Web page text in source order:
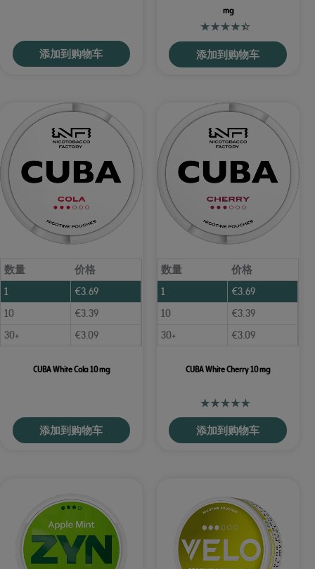
添加到购物车
mg
添加到购物车
数量
价格
1
€3.69
10
€3.39
30+
€3.09
CUBA White Cola 10 mg
添加到购物车
数量
价格
1
€3.69
10
€3.39
30+
€3.09
CUBA White Cherry 10 mg
添加到购物车